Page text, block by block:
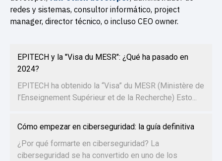
redes y sistemas, consultor informático, project
manager, director técnico, o incluso CEO owner.
EPITECH y la "Visa du MESR": ¿Qué ha pasado en
2024?
EPITECH ha obtenido la “Visa” du MESR (Ministère de
l’Enseignement Supérieur et de la Recherche) Esto...
Cómo empezar en ciberseguridad: la guía definitiva
¿Por qué formarte en ciberseguridad? La
ciberseguridad se ha convertido en uno de los